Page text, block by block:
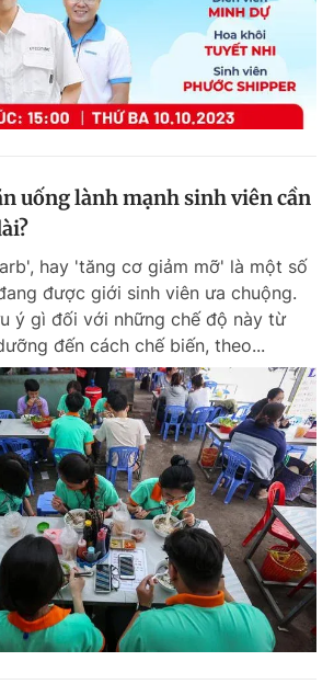
uống lành mạnh sinh viên cần
hay 'tăng cơ giảm mỡ' là một số
được giới sinh viên ưa chuộng.
ý gì đối với những chế độ này từ
đến cách chế biến, theo...